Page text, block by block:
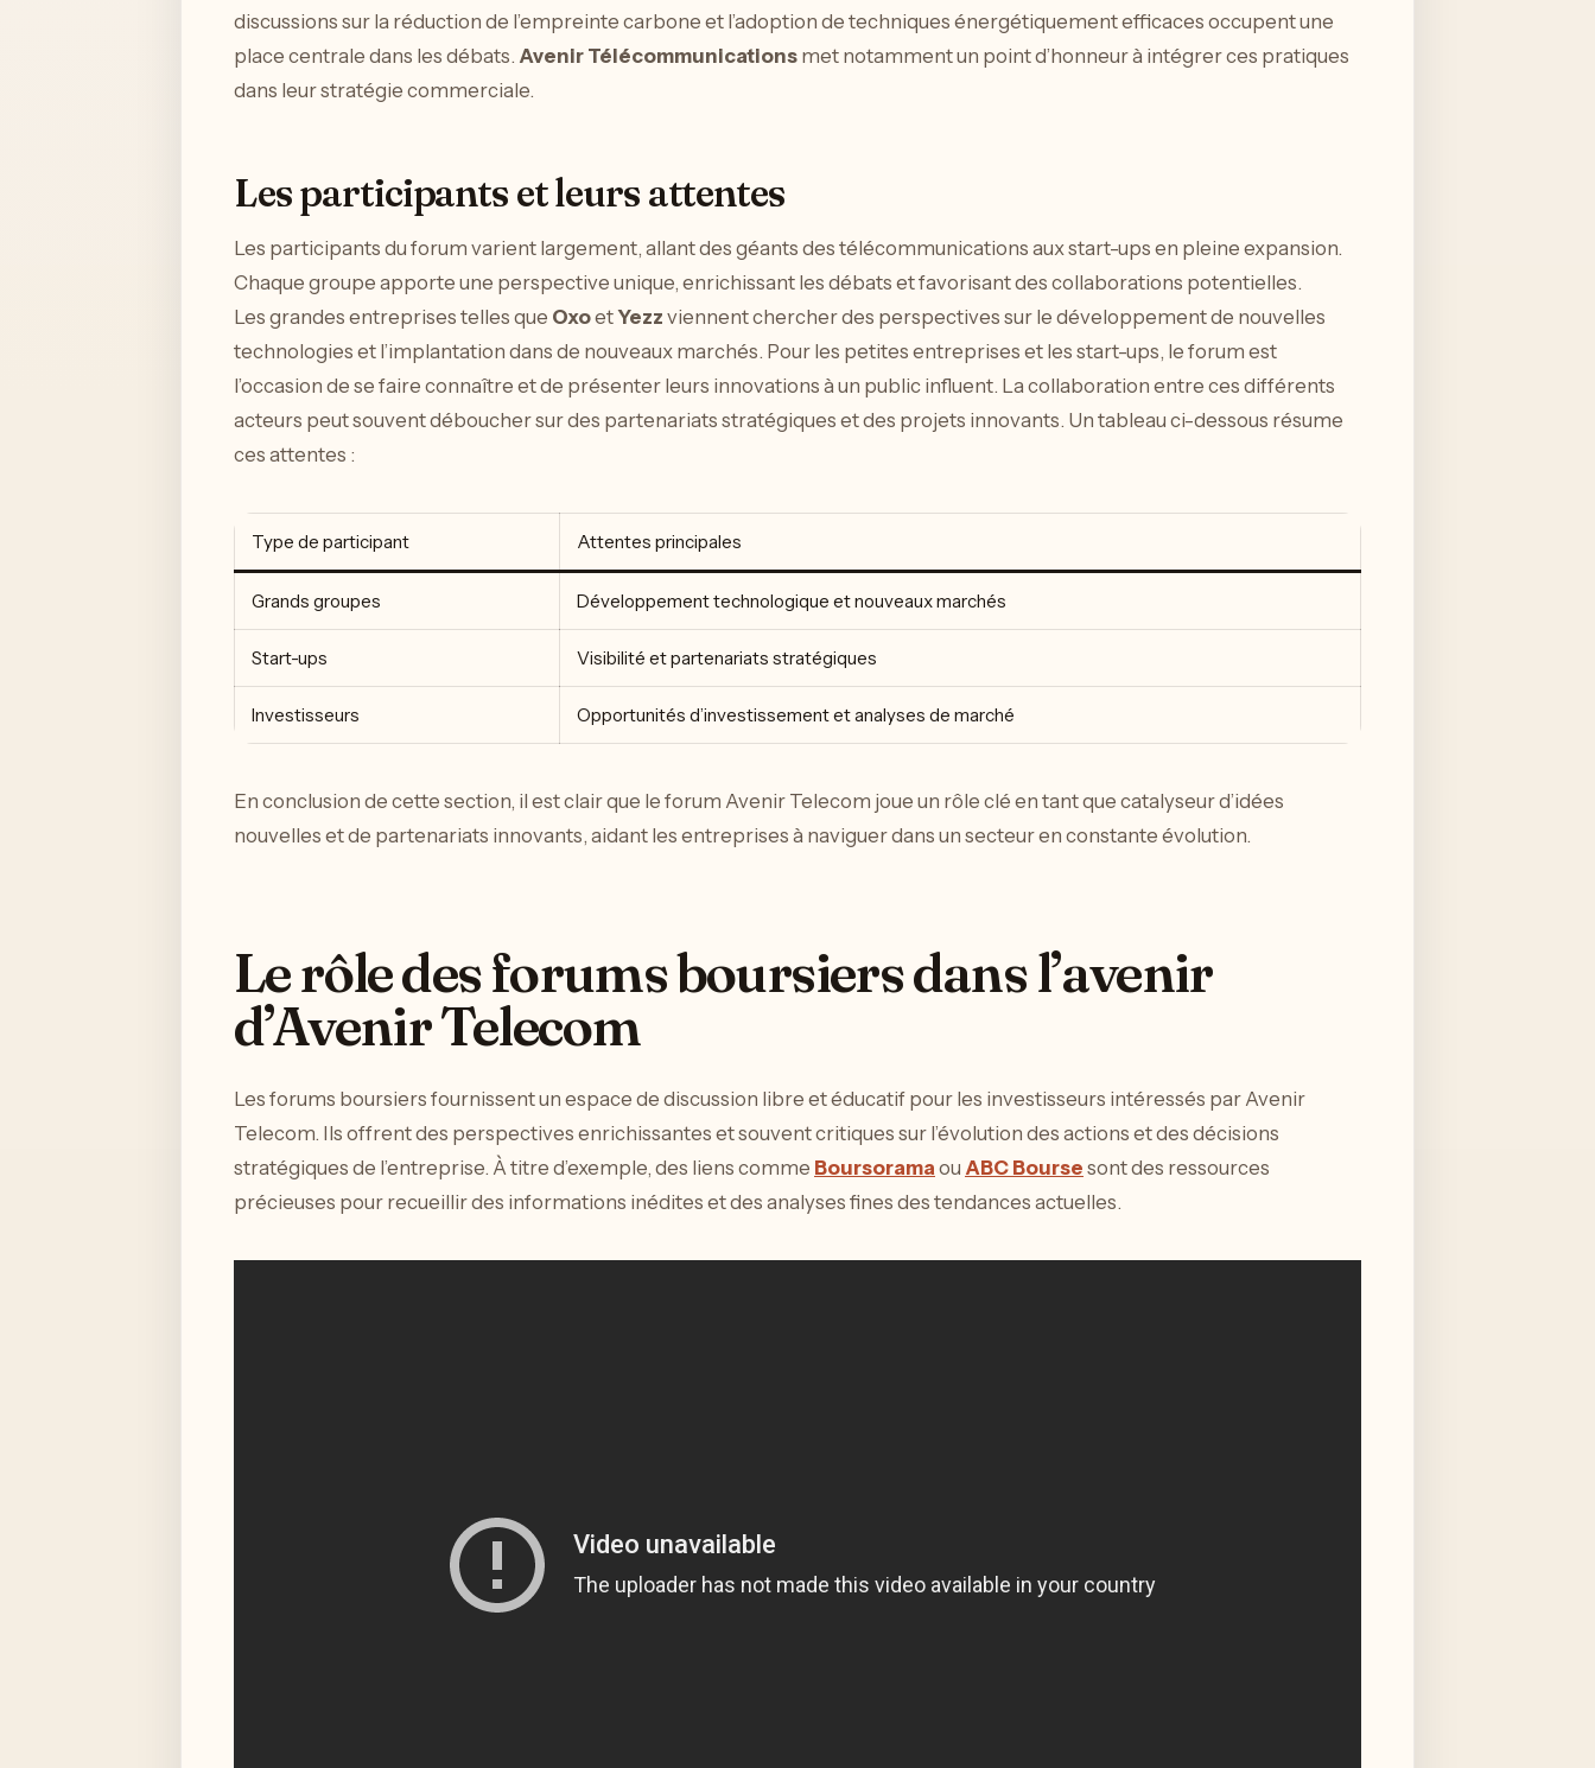
discussions sur la réduction de l’empreinte carbone et l’adoption de techniques énergétiquement efficaces occupent une
place centrale dans les débats. Avenir Télécommunications met notamment un point d’honneur à intégrer ces pratiques
dans leur stratégie commerciale.
Les participants et leurs attentes
Les participants du forum varient largement, allant des géants des télécommunications aux start-ups en pleine expansion.
Chaque groupe apporte une perspective unique, enrichissant les débats et favorisant des collaborations potentielles.
Les grandes entreprises telles que OxoetYezz viennent chercher des perspectives sur le développement de nouvelles
technologies et l’implantation dans de nouveaux marchés. Pour les petites entreprises et les start-ups, le forum est
l’occasion de se faire connaître et de présenter leurs innovations à un public influent. La collaboration entre ces différents
acteurs peut souvent déboucher sur des partenariats stratégiques et des projets innovants. Un tableau ci-dessous résume
ces attentes :
Type de participant Attentes principales
Grands groupes Développement technologique et nouveaux marchés
Start-ups Visibilité et partenariats stratégiques
Investisseurs Opportunités d’investissement et analyses de marché
En conclusion de cette section, il est clair que le forum Avenir Telecom joue un rôle clé en tant que catalyseur d’idées
nouvelles et de partenariats innovants, aidant les entreprises à naviguer dans un secteur en constante évolution.
Le rôle des forums boursiers dans l’avenir
d’Avenir Telecom
Les forums boursiers fournissent un espace de discussion libre et éducatif pour les investisseurs intéressés par Avenir
Telecom. Ils offrent des perspectives enrichissantes et souvent critiques sur l’évolution des actions et des décisions
stratégiques de l’entreprise. À titre d’exemple, des liens comme Boursoramaou ABC Bourse sont des ressources
précieuses pour recueillir des informations inédites et des analyses fines des tendances actuelles.